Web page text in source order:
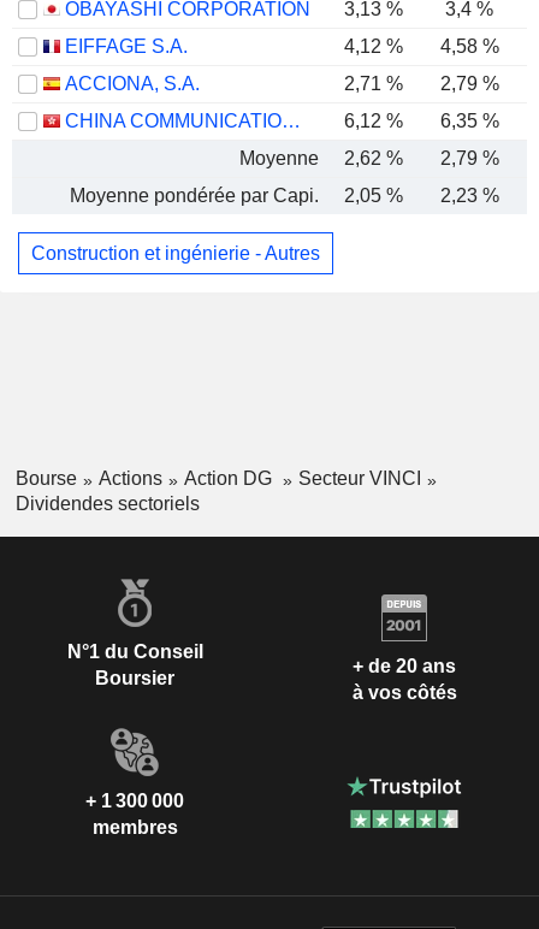
OBAYASHI CORPORATION
3,13 % 3,4 %
EIFFAGE S.A.
4,12 % 4,58 %
ACCIONA, S.A.
2,71 % 2,79 %
CHINA COMMUNICATIONS CONSTRUCTION COMPANY LIMITED
6,12 %
6,35 %
Moyenne
2,62 % 2,79 %
Moyenne pondérée par Capi.
2,05 % 2,23 %
Construction et ingénierie - Autres
Bourse Actions Action DG
Secteur VINCI
Dividendes sectoriels
N°1 du Conseil
Boursier
+ de 20 ans
à vos côtés
+ 1 300 000
membres